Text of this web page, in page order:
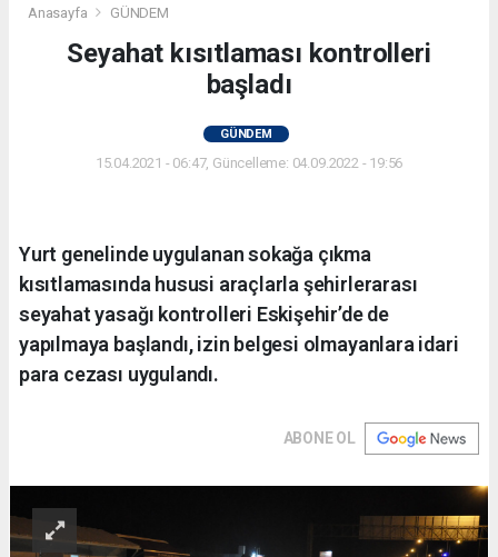
Anasayfa GÜNDEM
Seyahat kısıtlaması kontrolleri
başladı
GÜNDEM
15.04.2021 - 06:47, Güncelleme: 04.09.2022 - 19:56
Yurt genelinde uygulanan sokağa çıkma
kısıtlamasında hususi araçlarla şehirlerarası
seyahat yasağı kontrolleri Eskişehir’de de
yapılmaya başlandı, izin belgesi olmayanlara idari
para cezası uygulandı.
ABONE OL